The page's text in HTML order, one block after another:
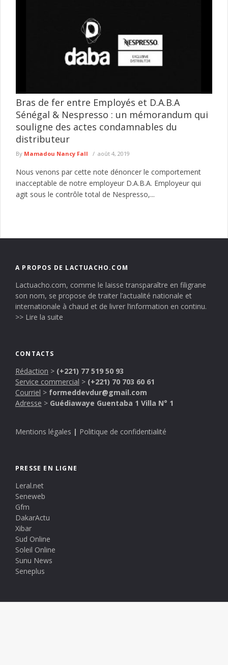
Bras de fer entre Employés et D.A.B.A
Sénégal & Nespresso : un mémorandum qui
souligne des actes condamnables du
distributeur
By Mamadou Nancy Fall août 4, 2019
Nous venons par cette note dénoncer le comportement
inacceptable de notre employeur D.A.B.A. Employeur qui
agit sous le contrôle total de Nespresso,...
A PROPOS DE LACTUACHO.COM
Lactuacho.com, comme le laisse transparaître en filigrane
son nom, se propose de traiter l’actualité nationale et
internationale à chaud et de livrer l’information en continu.
>> Lire la suite
CONTACTS
Rédaction > (+221) 77 519 50 93
Service commercial > (+221) 70 703 60 61
Courriel > formeddevdur@gmail.com
Adresse > Guédiawaye Guentaba 1 Villa N° 1
Mentions légales | Politique de confidentialité
PRESSE EN LIGNE
Leral.net
Seneweb
Gfm
DakarActu
Xibar
Sud Online
Soleil Online
Sunu News
Seneplus